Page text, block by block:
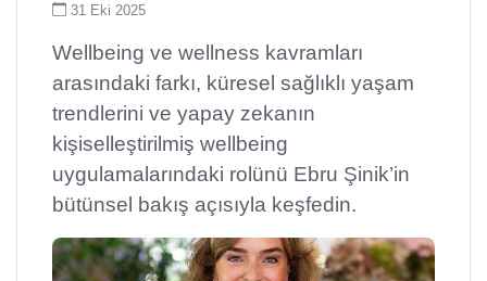
31 Eki 2025
Wellbeing ve wellness kavramları
arasındaki farkı, küresel sağlıklı yaşam
trendlerini ve yapay zekanın
kişiselleştirilmiş wellbeing
uygulamalarındaki rolünü Ebru Şinik’in
bütünsel bakış açısıyla keşfedin.